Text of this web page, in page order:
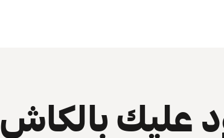
عليك بالكاش